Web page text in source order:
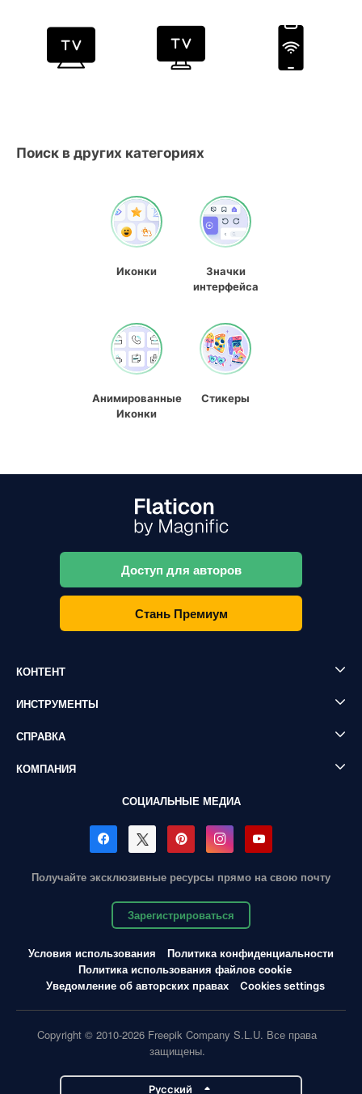
Поиск в других категориях
Иконки
Значки
интерфейса
Анимированные
Иконки
Стикеры
Доступ для авторов
Стань Премиум
КОНТЕНТ
ИНСТРУМЕНТЫ
СПРАВКА
КОМПАНИЯ
СОЦИАЛЬНЫЕ МЕДИА
Получайте эксклюзивные ресурсы прямо на свою почту
Зарегистрироваться
Условия использования
Политика конфиденциальности
Политика использования файлов cookie
Уведомление об авторских правах
Cookies settings
Copyright © 2010-2026 Freepik Company S.L.U. Все права
защищены.
Pусский